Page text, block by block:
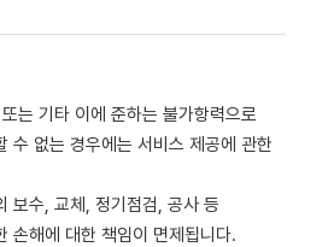
는 기타 이에 준하는 불가항력으로
수 없는 경우에는 서비스 제공에 관한
보수, 교체, 정기점검, 공사 등
손해에 대한 책임이 면제됩니다.